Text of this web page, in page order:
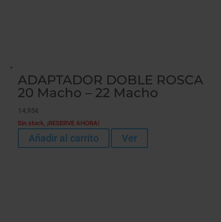
ADAPTADOR DOBLE ROSCA
20 Macho – 22 Macho
14,95€
Sin stock, ¡RESERVE AHORA!
Añadir al carrito Ver